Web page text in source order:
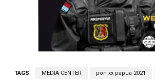
TAGS MEDIA CENTER pon xx papua 2021